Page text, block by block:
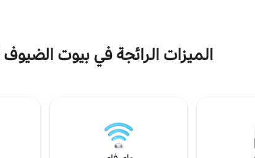
الطابق الأولالميزات الرائجة في بيوت